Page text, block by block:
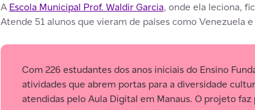
A Escola Municipal Prof. Waldir Garcia, onde ela leciona,
Atende 51 alunos que vieram de países como Venezuela
Com 226 estudantes dos anos iniciais do Ensino
atividades que abrem portas para a diversidade
atendidas pelo Aula Digital em Manaus. O projeto faz